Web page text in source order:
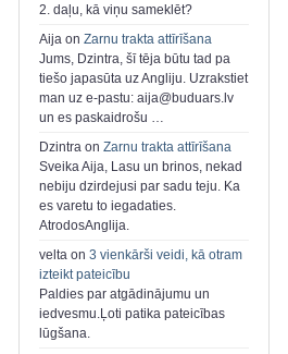
2. daļu, kā viņu sameklēt?
Aija on Zarnu trakta attīrīšana
Jums, Dzintra, šī tēja būtu tad pa
tiešo japasūta uz Angliju. Uzrakstiet
man uz e-pastu: aija@buduars.lv
un es paskaidrošu …
Dzintra on Zarnu trakta attīrīšana
Sveika Aija, Lasu un brinos, nekad
nebiju dzirdejusi par sadu teju. Ka
es varetu to iegadaties.
AtrodosAnglija.
velta on 3 vienkārši veidi, kā otram
izteikt pateicību
Paldies par atgādinājumu un
iedvesmu.Ļoti patika pateicības
lūgšana.